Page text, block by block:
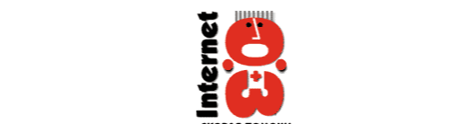
Internet
Скорая помощь